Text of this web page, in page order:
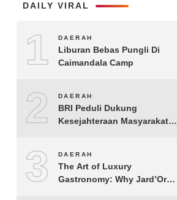
DAILY VIRAL
1 DAERAH
Liburan Bebas Pungli Di
Caimandala Camp
2 DAERAH
BRI Peduli Dukung
Kesejahteraan Masyarakat
3 DAERAH
The Art of Luxury
Gastronomy: Why Jard’Or